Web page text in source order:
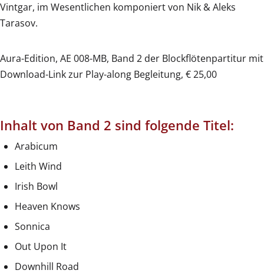
Vintgar, im Wesentlichen komponiert von Nik & Aleks
Tarasov.
Aura-Edition, AE 008-MB, Band 2 der Blockflötenpartitur mit
Download-Link zur Play-along Begleitung, € 25,00
Inhalt von Band 2 sind folgende Titel:
Arabicum
Leith Wind
Irish Bowl
Heaven Knows
Sonnica
Out Upon It
Downhill Road